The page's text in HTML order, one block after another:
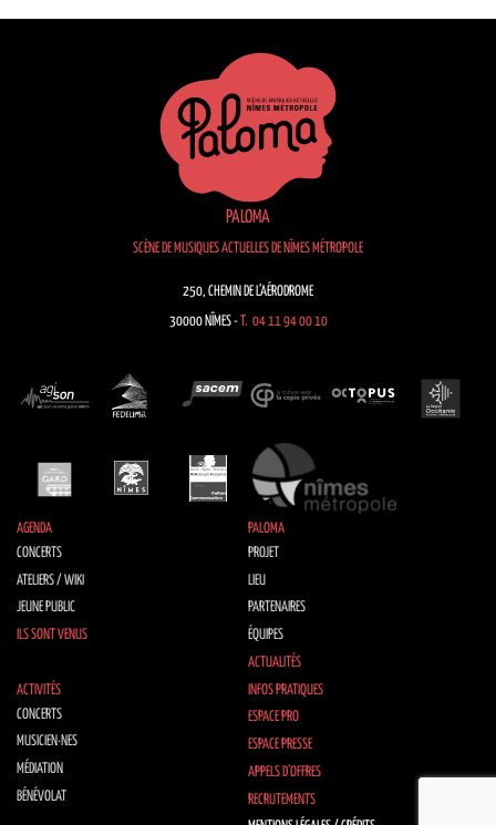
PALOMA
SCÈNE DE MUSIQUES ACTUELLES DE NÎMES MÉTROPOLE
250, CHEMIN DE L’AÉRODROME
30000 NÎMES -T. 04 11 94 00 10
AGENDA
CONCERTS
ATELIERS / WIKI
JEUNE PUBLIC
ILS SONT VENUS
PALOMA
PROJET
LIEU
PARTENAIRES
ÉQUIPES
ACTUALITÉS
ACTIVITÉS
CONCERTS
MUSICIEN·NES
MÉDIATION
BÉNÉVOLAT
INFOS PRATIQUES
ESPACE PRO
ESPACE PRESSE
APPELS D’OFFRES
RECRUTEMENTS